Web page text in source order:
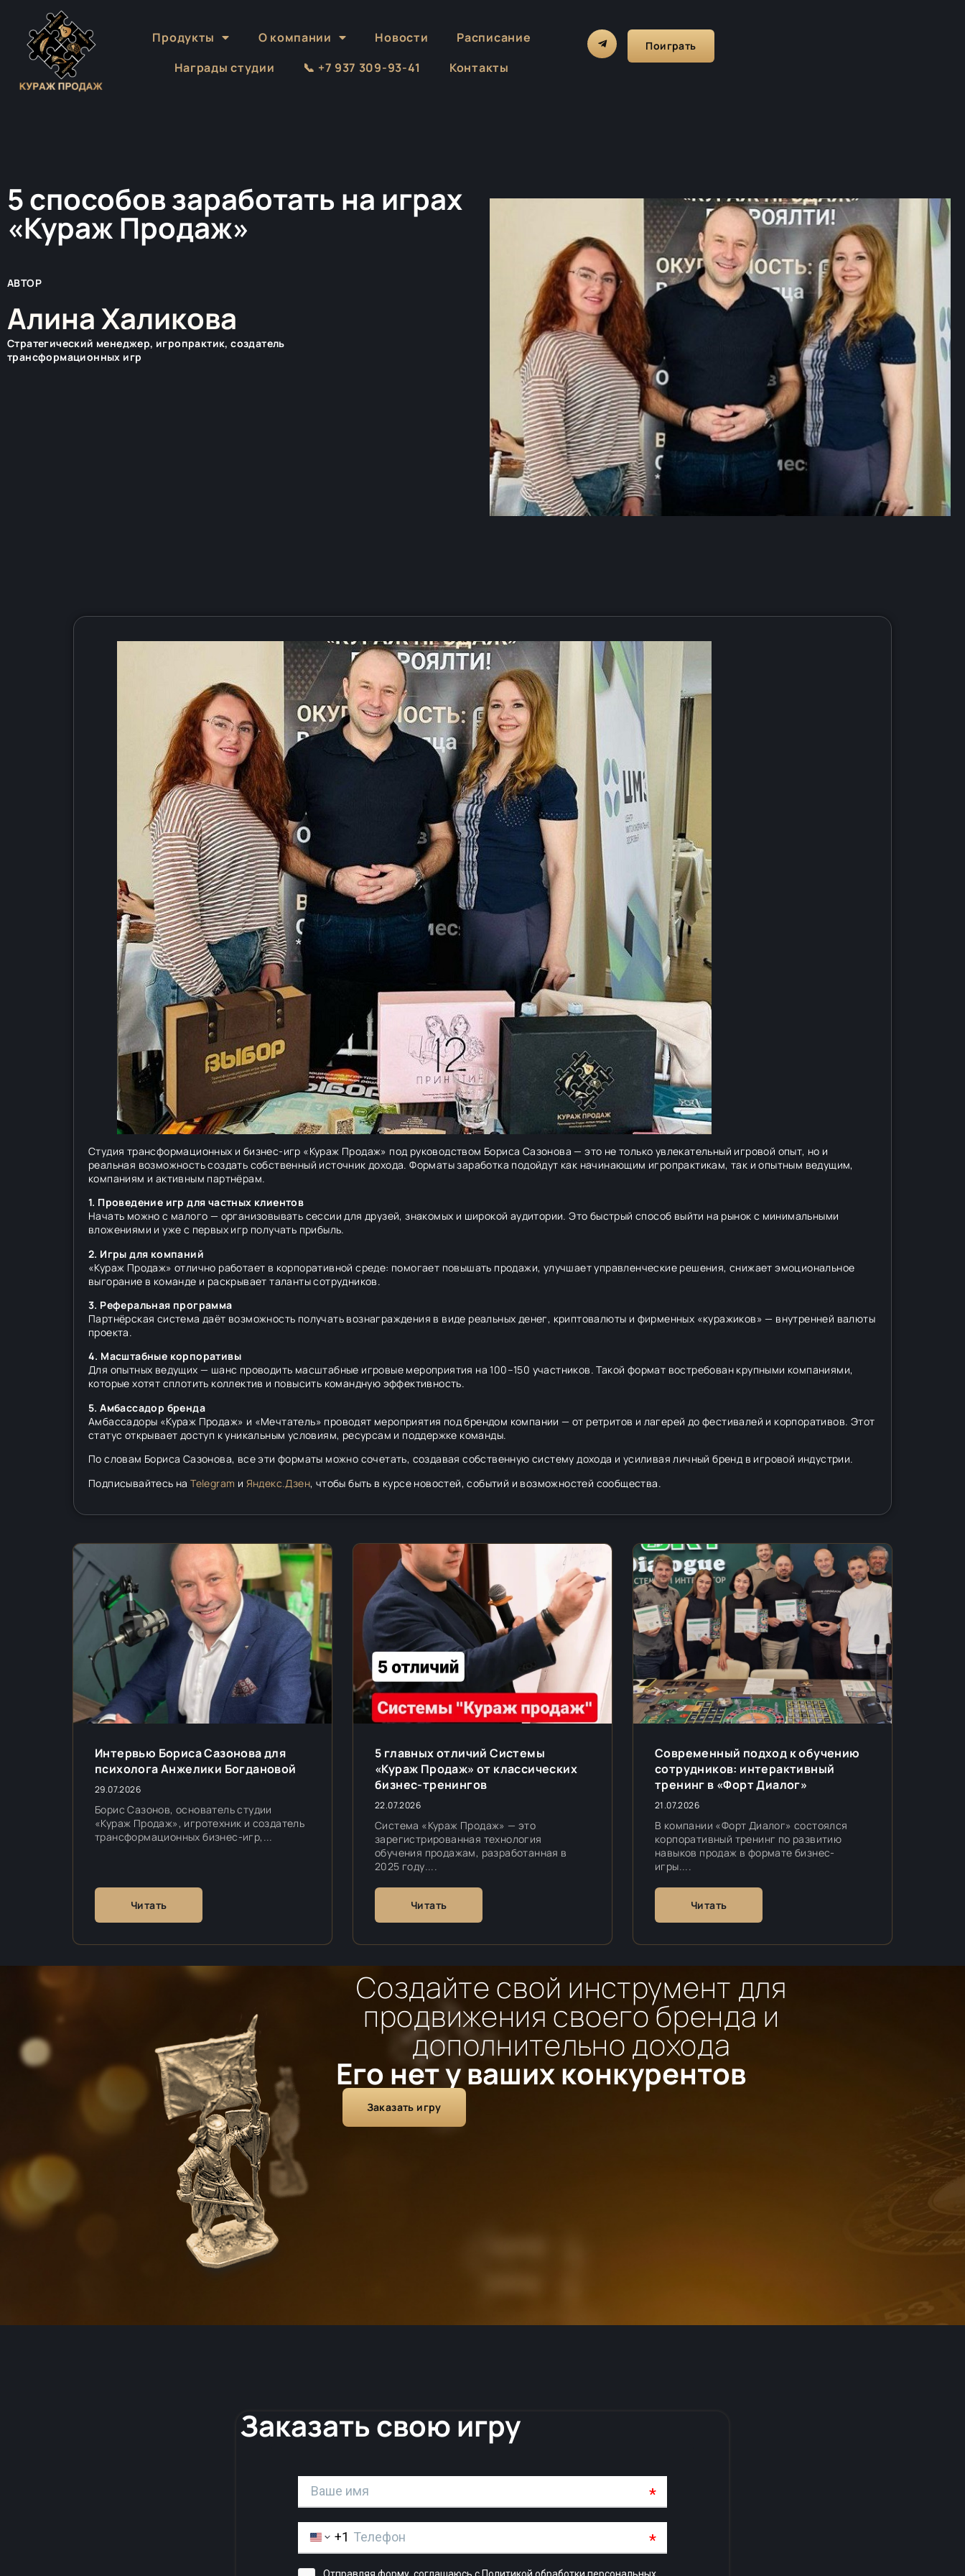
Продукты О компании Новости
Расписание
Награды студии
📞 +7 937 309-93-41 Контакты
Поиграть
5 способов заработать на играх
«Кураж Продаж»
АВТОР
Алина Халикова
Стратегический менеджер, игропрактик, создатель
трансформационных игр
Студия трансформационных и бизнес-игр «Кураж Продаж» под руководством Бориса Сазонова — это не только увлекательный игровой опыт, но и
реальная возможность создать собственный источник дохода. Форматы заработка подойдут как начинающим игропрактикам, так и опытным ведущим,
компаниям и активным партнёрам.
1. Проведение игр для частных клиентов
Начать можно с малого — организовывать сессии для друзей, знакомых и широкой аудитории. Это быстрый способ выйти на рынок с минимальными
вложениями и уже с первых игр получать прибыль.
2. Игры для компаний
«Кураж Продаж» отлично работает в корпоративной среде: помогает повышать продажи, улучшает управленческие решения, снижает эмоциональное
выгорание в команде и раскрывает таланты сотрудников.
3. Реферальная программа
Партнёрская система даёт возможность получать вознаграждения в виде реальных денег, криптовалюты и фирменных «куражиков» — внутренней валюты
проекта.
4. Масштабные корпоративы
Для опытных ведущих — шанс проводить масштабные игровые мероприятия на 100–150 участников. Такой формат востребован крупными компаниями,
которые хотят сплотить коллектив и повысить командную эффективность.
5. Амбассадор бренда
Амбассадоры «Кураж Продаж» и «Мечтатель» проводят мероприятия под брендом компании — от ретритов и лагерей до фестивалей и корпоративов. Этот
статус открывает доступ к уникальным условиям, ресурсам и поддержке команды.
По словам Бориса Сазонова, все эти форматы можно сочетать, создавая собственную систему дохода и усиливая личный бренд в игровой индустрии.
Подписывайтесь наTelegram и Яндекс.Дзен, чтобы быть в курсе новостей, событий и возможностей сообщества.
Интервью Бориса Сазонова для
психолога Анжелики Богдановой
29.07.2026
Борис Сазонов, основатель студии
«Кураж Продаж», игротехник и создатель
трансформационных бизнес-игр,...
Читать
5 главных отличий Системы
«Кураж Продаж» от классических
бизнес-тренингов
22.07.2026
Система «Кураж Продаж» — это
зарегистрированная технология
обучения продажам, разработанная в
2025 году....
Читать
Современный подход к обучению
сотрудников: интерактивный
тренинг в «Форт Диалог»
21.07.2026
В компании «Форт Диалог» состоялся
корпоративный тренинг по развитию
навыков продаж в формате бизнес-
игры....
Читать
Создайте свой инструмент для
продвижения своего бренда и
дополнительно дохода
Его нет у ваших конкурентов
Заказать игру
Заказать свою игру